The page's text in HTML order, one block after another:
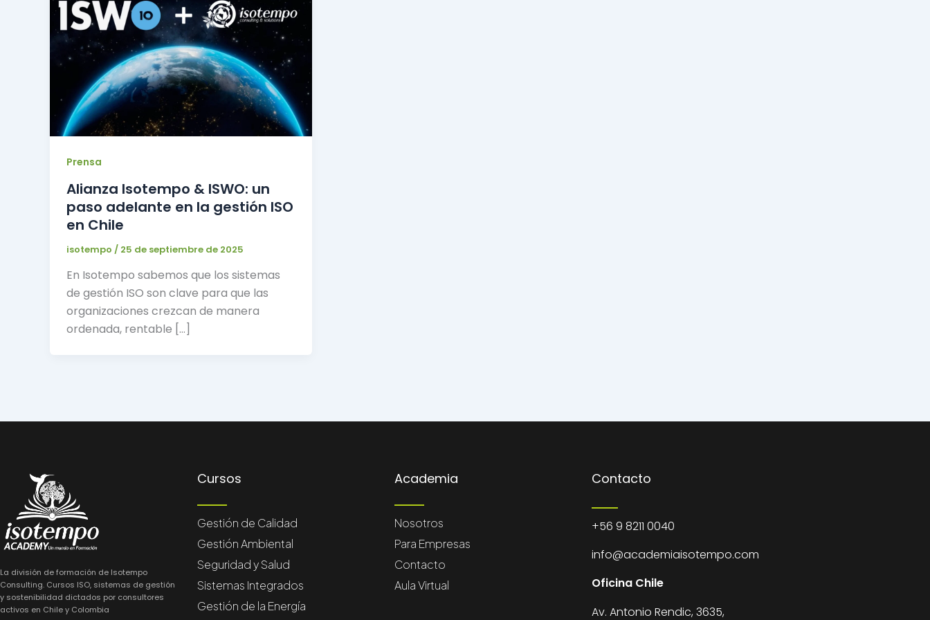
Prensa
Alianza Isotempo & ISWO: un
paso adelante en la gestión ISO
en Chile
isotempo / 25 de septiembre de 2025
En Isotempo sabemos que los sistemas
de gestión ISO son clave para que las
organizaciones crezcan de manera
ordenada, rentable […]
La división de formación de Isotempo
Consulting. Cursos ISO, sistemas de gestión
y sostenibilidad dictados por consultores
activos en Chile y Colombia
Cursos
Gestión de Calidad
Gestión Ambiental
Seguridad y Salud
Sistemas Integrados
Gestión de la Energía
Academia
Nosotros
Para Empresas
Contacto
Aula Virtual
Contacto
+56 9 8211 0040
info@academiaisotempo.com
Oficina Chile
Av. Antonio Rendic, 3635,